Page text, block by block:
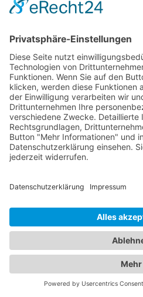
gemäß den Anweisungen des
dass Sie eine Quittung oder
Zahlungsbestätigung
zu bleiben und die
Abschleppunternehmens
Prozess reibungslos
auch Ihre örtlichen
bezüglich des
Ihre Rechte und
verstehen.
komfortablen
Alles, was Sie
einem Ort
In unserem
Sie nicht nur alle
Abschleppdiensten,